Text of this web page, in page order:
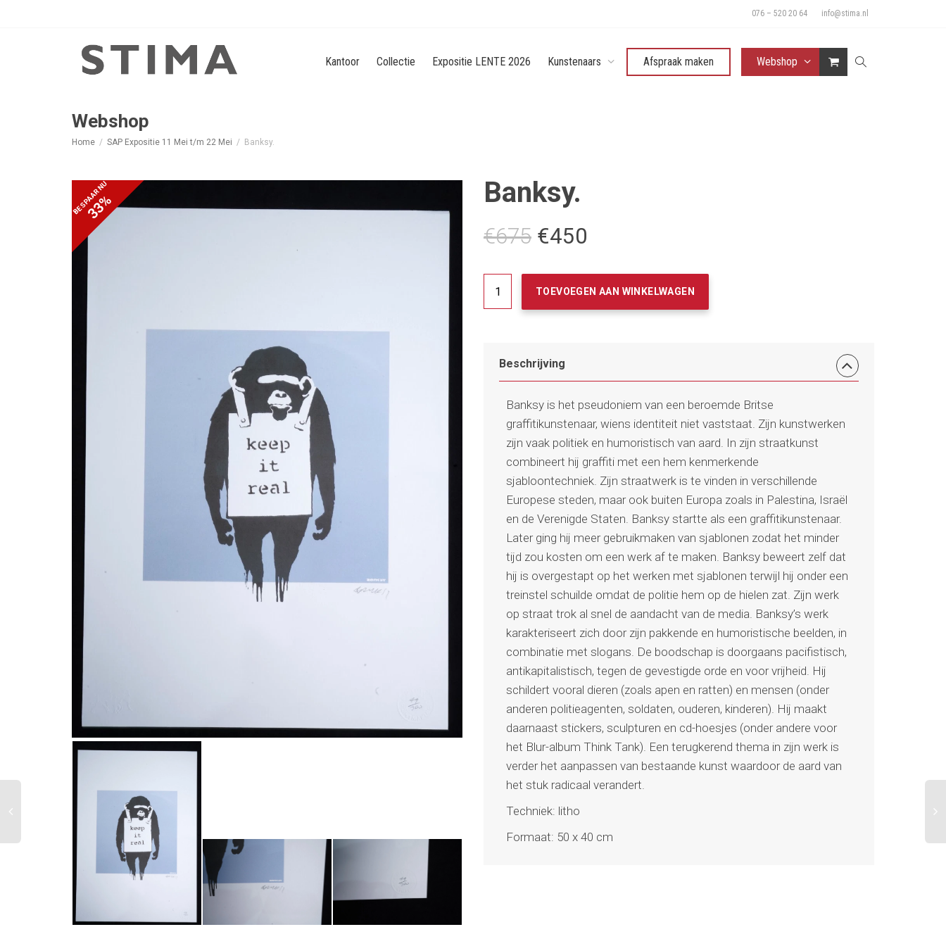
076 – 520 20 64 info@stima.nl
Kantoor Collectie Expositie LENTE 2026 Kunstenaars Afspraak maken Webshop
Webshop
Home SAP Expositie 11 Mei t/m 22 Mei Banksy.
BESPAAR NU
33% Banksy.
€675 Oorspronkelijke
was:
€675.
€450
is:
€450.
TOEVOEGEN AAN WINKELWAGEN
Beschrijving
Banksy is het pseudoniem van een beroemde Britse
graffitikunstenaar, wiens identiteit niet vaststaat. Zijn kunstwerken
zijn vaak politiek en humoristisch van aard. In zijn straatkunst
combineert hij graffiti met een hem kenmerkende
sjabloontechniek. Zijn straatwerk is te vinden in verschillende
Europese steden, maar ook buiten Europa zoals in Palestina, Israël
en de Verenigde Staten. Banksy startte als een graffitikunstenaar.
Later ging hij meer gebruikmaken van sjablonen zodat het minder
tijd zou kosten om een werk af te maken. Banksy beweert zelf dat
hij is overgestapt op het werken met sjablonen terwijl hij onder een
treinstel schuilde omdat de politie hem op de hielen zat. Zijn werk
op straat trok al snel de aandacht van de media. Banksy’s werk
karakteriseert zich door zijn pakkende en humoristische beelden, in
combinatie met slogans. De boodschap is doorgaans pacifistisch,
antikapitalistisch, tegen de gevestigde orde en voor vrijheid. Hij
schildert vooral dieren (zoals apen en ratten) en mensen (onder
anderen politieagenten, soldaten, ouderen, kinderen). Hij maakt
daarnaast stickers, sculpturen en cd-hoesjes (onder andere voor
het Blur-album Think Tank). Een terugkerend thema in zijn werk is
verder het aanpassen van bestaande kunst waardoor de aard van
het stuk radicaal verandert.
Techniek: litho
Formaat: 50 x 40 cm